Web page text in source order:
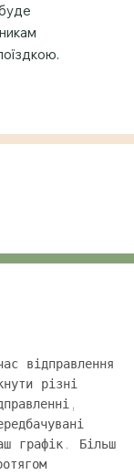
відправлення
різні
графік. Більш